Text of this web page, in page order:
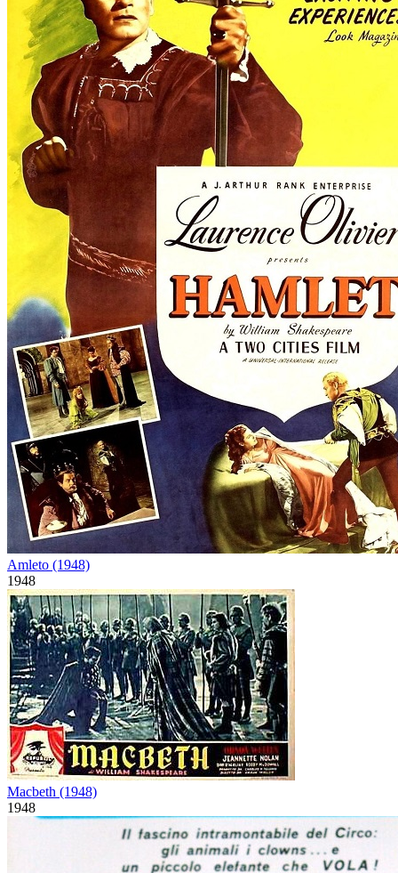
Amleto (1948)
1948
Macbeth (1948)
1948